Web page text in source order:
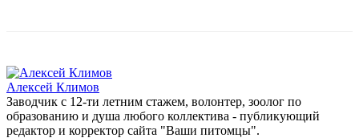
Алексей Климов
Заводчик c 12-ти летним стажем, волонтер, зоолог по
образованию и душа любого коллектива - публикующий
редактор и корректор сайта "Ваши питомцы".